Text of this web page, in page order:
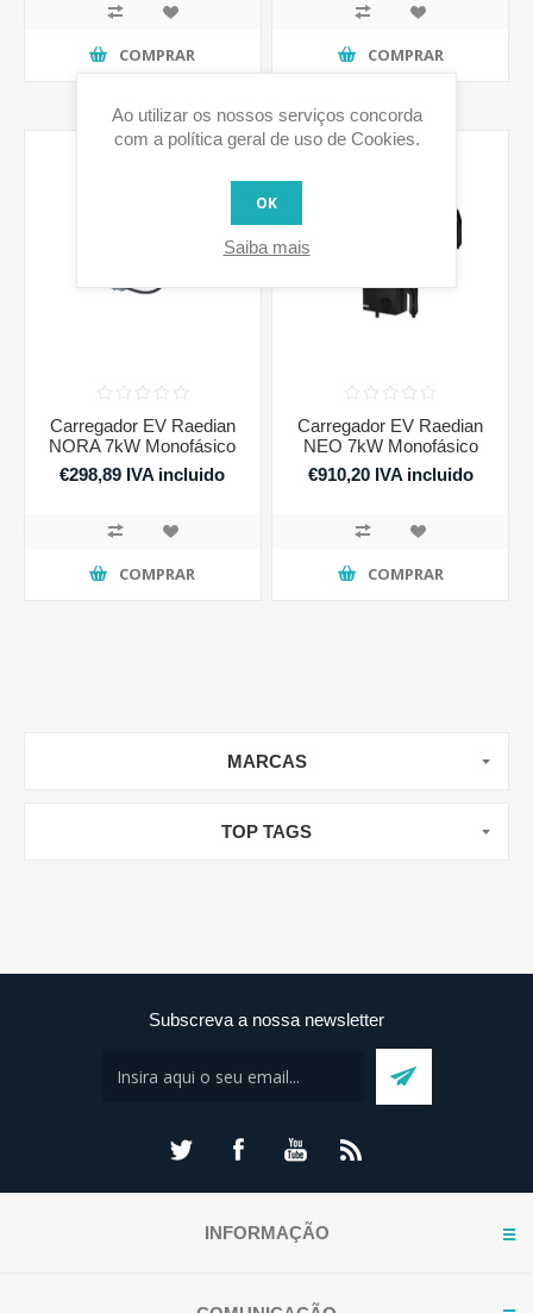
COMPRAR COMPRAR
Carregador EV Raedian
NORA 7kW Monofásico
€298,89 IVA incluido
COMPRAR
Carregador EV Raedian
NEO 7kW Monofásico
€910,20 IVA incluido
COMPRAR
MARCAS
TOP TAGS
Subscreva a nossa newsletter
INFORMAÇÃO
Ao utilizar os nossos serviços concorda
com a política geral de uso de Cookies.
OK
Saiba mais